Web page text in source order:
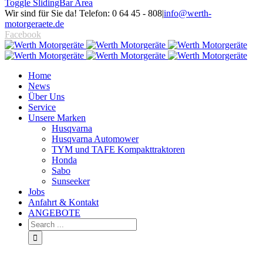
Toggle SlidingBar Area
Wir sind für Sie da! Telefon: 0 64 45 - 808|info@werth-
motorgeraete.de
Facebook
Home
News
Über Uns
Service
Unsere Marken
Husqvarna
Husqvarna Automower
TYM und TAFE Kompakttraktoren
Honda
Sabo
Sunseeker
Jobs
Anfahrt & Kontakt
ANGEBOTE